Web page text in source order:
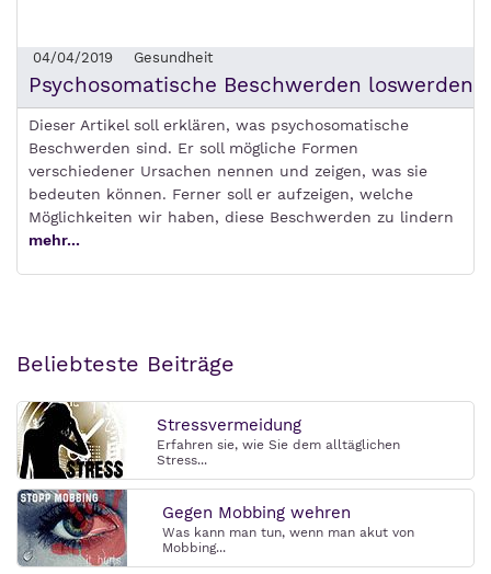
04/04/2019 Gesundheit
Psychosomatische Beschwerden loswerden
Dieser Artikel soll erklären, was psychosomatische
Beschwerden sind. Er soll mögliche Formen
verschiedener Ursachen nennen und zeigen, was sie
bedeuten können. Ferner soll er aufzeigen, welche
Möglichkeiten wir haben, diese Beschwerden zu lindern
mehr...
Beliebteste Beiträge
Stressvermeidung
Erfahren sie, wie Sie dem alltäglichen
Stress...
Gegen Mobbing wehren
Was kann man tun, wenn man akut von
Mobbing...